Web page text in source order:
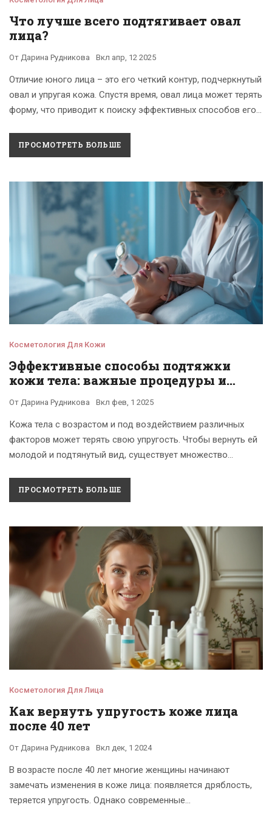
Что лучше всего подтягивает овал
лица?
От Дарина Рудникова Вкл апр, 12 2025
Отличие юного лица – это его четкий контур, подчеркнутый
овал и упругая кожа. Спустя время, овал лица может терять
форму, что приводит к поиску эффективных способов его
волнует многих, и разобраться в методах коррекции
поможет знание современных технологий. От домашних
плюсы и минусы.
ПРОСМОТРЕТЬ БОЛЬШЕ
Косметология Для Кожи
Эффективные способы подтяжки
кожи тела: важные процедуры и
От Дарина Рудникова Вкл фев, 1 2025
Кожа тела с возрастом и под воздействием различных
факторов может терять свою упругость. Чтобы вернуть ей
молодой и подтянутый вид, существует множество
терапия, RF-лифтинг и химический пилинг — это лишь
некоторые из способов преображения. Также стоит
процедуры, которые помогут поддерживать эффект от
салонных посещений. В этой статье мы погрузимся в
тонкости ухода за кожей и выявим наилучшие практики
для ее подтяжки.
ПРОСМОТРЕТЬ БОЛЬШЕ
Косметология Для Лица
Как вернуть упругость коже лица
после 40 лет
От Дарина Рудникова Вкл дек, 1 2024
В возрасте после 40 лет многие женщины начинают
замечать изменения в коже лица: появляется дряблость,
теряется упругость. Однако современные